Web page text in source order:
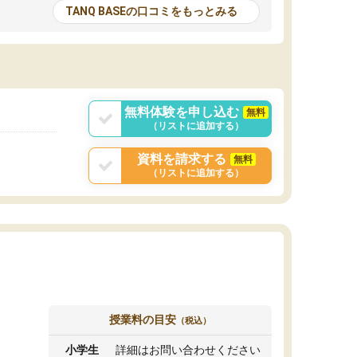
る機会が増えたり
試験対策の面接練
と伝えることもで
が多いので、その子達に感化されて自分も『も
っと何かに取り組んでみよう』と思えます。
はたらく部はオンラインなので、色々な場所の
TANQ BASEの口コミをもっとみる
無料体験を申し込む
無料
（リストに追加する）
資料を請求する
無料
（リストに追加する）
授業料の目安 （税込）
小学生 詳細はお問い合わせください